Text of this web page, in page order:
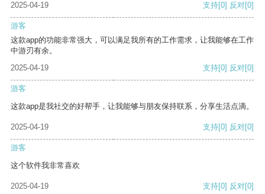
2025-04-19 支持[0] 反对[0]
游客
这款app的功能非常强大，可以满足我所有的工作需求，让我能够在工作
中游刃有余。
2025-04-19
支持[0] 反对[0]
游客
这款app是我社交的好帮手，让我能够与朋友保持联系，分享生活点滴。
2025-04-19 支持[0] 反对[0]
游客
这个软件我非常喜欢
2025-04-19 支持[0] 反对[0]